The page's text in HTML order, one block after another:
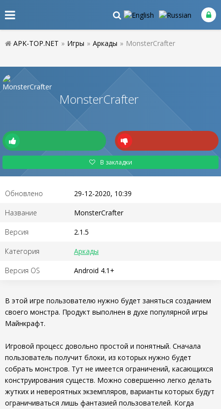
APK-TOP.NET » Игры » Аркады » MonsterCrafter
MonsterCrafter
В закладки
Обновлено 29-12-2020, 10:39
Название MonsterCrafter
Версия 2.1.5
Категория Аркады
Версия OS Android 4.1+
В этой игре пользователю нужно будет заняться созданием
своего монстра. Продукт выполнен в духе популярной игры
Майнкрафт.
Игровой процесс довольно простой и понятный. Сначала
пользователь получит блоки, из которых нужно будет
собрать монстров. Тут не имеется ограничений, касающихся
конструирования существ. Можно совершенно легко делать
жутких и невероятных экземпляров, варианты которых будут
ограничиваться лишь фантазией пользователей. Когда